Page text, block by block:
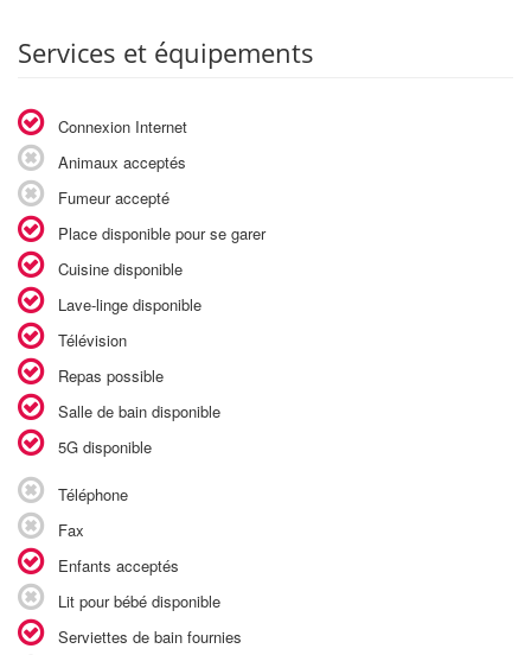
Services et équipements
Connexion Internet
Animaux acceptés
Fumeur accepté
Place disponible pour se garer
Cuisine disponible
Lave-linge disponible
Télévision
Repas possible
Salle de bain disponible
5G disponible
Téléphone
Fax
Enfants acceptés
Lit pour bébé disponible
Serviettes de bain fournies